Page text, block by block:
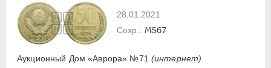
28.01.2021
Аукционный Дом «Аврора» №71 (интернет)
MS67